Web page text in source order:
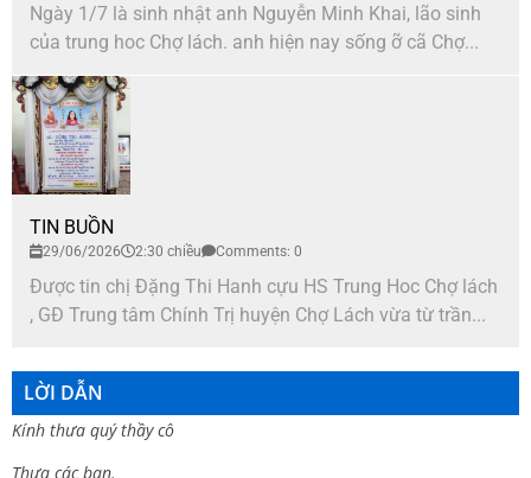
Ngày 1/7 là sinh nhật anh Nguyễn Minh Khai, lão sinh
của trung hoc Chợ lách. anh hiện nay sống ỡ cã Chợ...
TIN BUỒN
29/06/2026 2:30 chiều Comments: 0
Được tin chị Đặng Thi Hanh cựu HS Trung Hoc Chợ lách
, GĐ Trung tâm Chính Trị huyện Chợ Lách vừa từ trần...
LỜI DẪN
Kính thưa quý thầy cô
Thưa các bạn.